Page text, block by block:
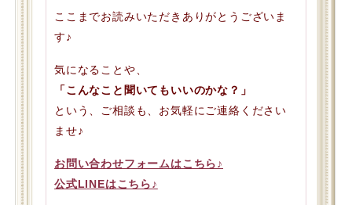
ここまでお読みいただきありがとうございま
す♪
気になることや、
「こんなこと聞いてもいいのかな？」
という、ご相談も、お気軽にご連絡ください
ませ♪
お問い合わせフォームはこちら♪
公式LINEはこちら♪